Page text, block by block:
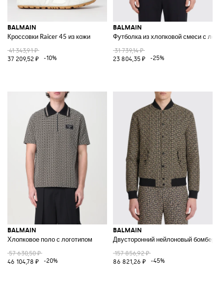
BALMAIN
Кроссовки Raicer 45 из кожи
41 343,91 ₽
37 209,52 ₽
-10%
BALMAIN
Футболка из хлопковой смеси с
31 739,14 ₽
23 804,35 ₽
-25%
BALMAIN
Хлопковое поло с логотипом
57 630,50 ₽
46 104,78 ₽
-20%
BALMAIN
Двусторонний нейлоновый бомбер
157 856,92 ₽
86 821,26 ₽
-45%